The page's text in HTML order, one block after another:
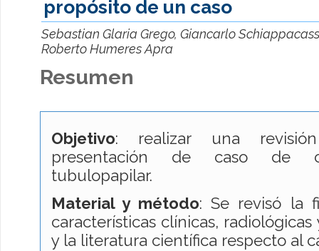
propósito de un caso
Sebastian Glaria Grego, Giancarlo
Roberto Humeres Apra
Resumen
Objetivo: realizar una
presentación de caso de
tubulopapilar.
Material y método: Se revisó la
características clínicas,
y la literatura científica respecto al